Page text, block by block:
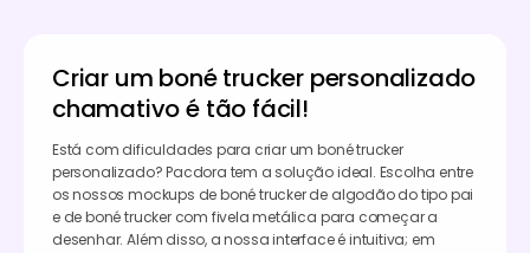
Criar um boné trucker personalizado
chamativo é tão fácil!
Está com dificuldades para criar um boné trucker
personalizado? Pacdora tem a solução ideal. Escolha entre
os nossos mockups de boné trucker de algodão do tipo pai
e de boné trucker com fivela metálica para começar a
desenhar. Além disso, a nossa interface é intuitiva; em